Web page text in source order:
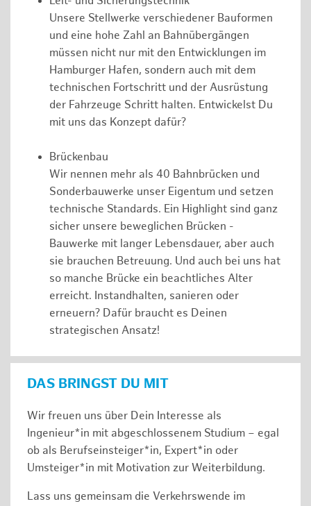
Unsere Stellwerke verschiedener Bauformen
und eine hohe Zahl an Bahnübergängen
müssen nicht nur mit den Entwicklungen im
Hamburger Hafen, sondern auch mit dem
technischen Fortschritt und der Ausrüstung
der Fahrzeuge Schritt halten. Entwickelst Du
mit uns das Konzept dafür?
Brückenbau
Wir nennen mehr als 40 Bahnbrücken und
Sonderbauwerke unser Eigentum und setzen
technische Standards. Ein Highlight sind ganz
sicher unsere beweglichen Brücken -
Bauwerke mit langer Lebensdauer, aber auch
sie brauchen Betreuung. Und auch bei uns hat
so manche Brücke ein beachtliches Alter
erreicht. Instandhalten, sanieren oder
erneuern? Dafür braucht es Deinen
strategischen Ansatz!
DAS BRINGST DU MIT
Wir freuen uns über Dein Interesse als
Ingenieur*in mit abgeschlossenem Studium – egal
ob als Berufseinsteiger*in, Expert*in oder
Umsteiger*in mit Motivation zur Weiterbildung.
Lass uns gemeinsam die Verkehrswende im